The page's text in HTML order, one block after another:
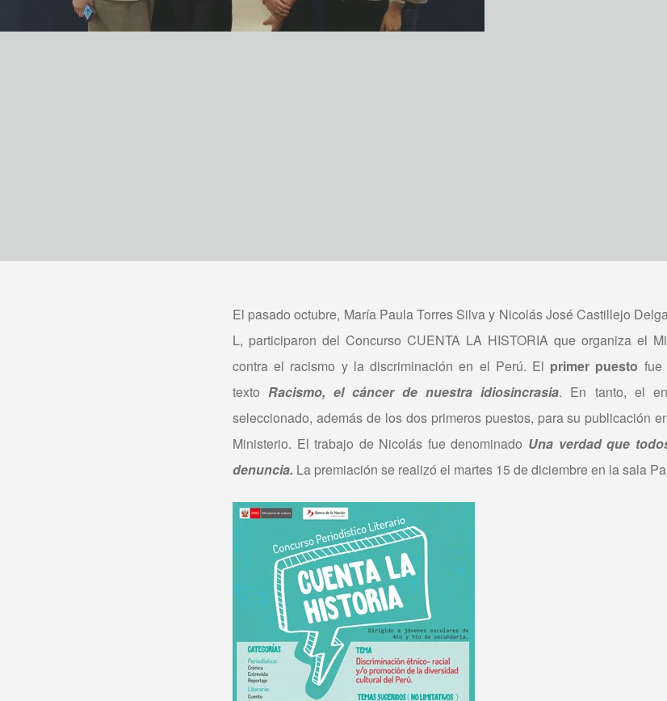
El pasado octubre, María Paula Torres Silva y Nicolás José Castillejo
L, participaron del Concurso CUENTA LA HISTORIA que organiza el
contra el racismo y la discriminación en el Perú. El primer puesto fue
textoRacismo, el cáncer de nuestra idiosincrasia. En tanto, el
seleccionado, además de los dos primeros puestos, para su publicación
Ministerio. El trabajo de Nicolás fue denominado Una verdad que
denuncia. La premiación se realizó el martes 15 de diciembre en la sala